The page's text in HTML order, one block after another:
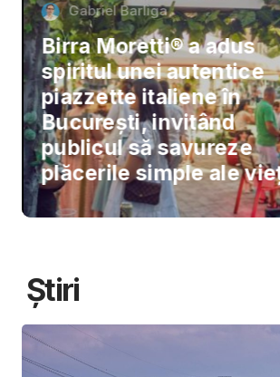
Gabriel Barliga
Birra Moretti® a adus
spiritul unei autentice
piazzette italiene în
București, invitând
publicul să savureze
plăcerile simple ale
Știri